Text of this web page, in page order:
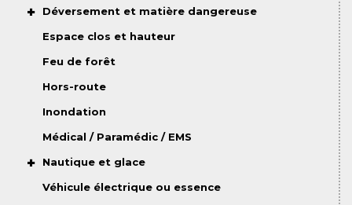
Déversement et matière dangereuse
Espace clos et hauteur
Feu de forêt
Hors-route
Inondation
Médical / Paramédic / EMS
Nautique et glace
Véhicule électrique ou essence